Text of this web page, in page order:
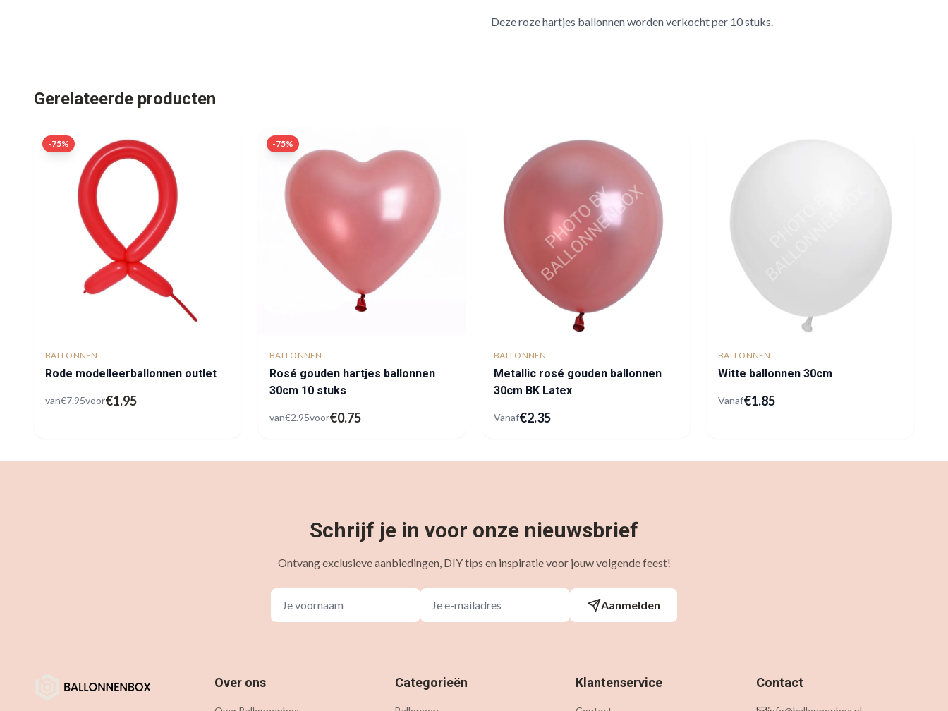
Deze roze hartjes ballonnen worden verkocht per 10 stuks.
Gerelateerde producten
-75%
BALLONNEN
Rode modelleerballonnen outlet
van€7.95voor€1.95
-75%
BALLONNEN
Rosé gouden hartjes ballonnen
30cm 10 stuks
van€2.95voor€0.75
BALLONNEN
Metallic rosé gouden ballonnen
30cm BK Latex
Vanaf€2.35
BALLONNEN
Witte ballonnen 30cm
Vanaf€1.85
Schrijf je in voor onze nieuwsbrief
Ontvang exclusieve aanbiedingen, DIY tips en inspiratie voor jouw volgende feest!
Aanmelden
Over ons Categorieën Klantenservice Contact